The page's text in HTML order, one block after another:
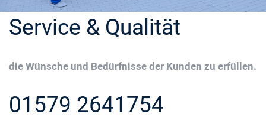
Service & Qualität
die Wünsche und Bedürfnisse der Kunden zu erfüllen.
01579 2641754